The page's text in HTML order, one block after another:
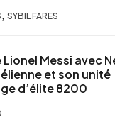
, SYBIL FARES
Lionel Messi avec
et son unité
d’élite 8200